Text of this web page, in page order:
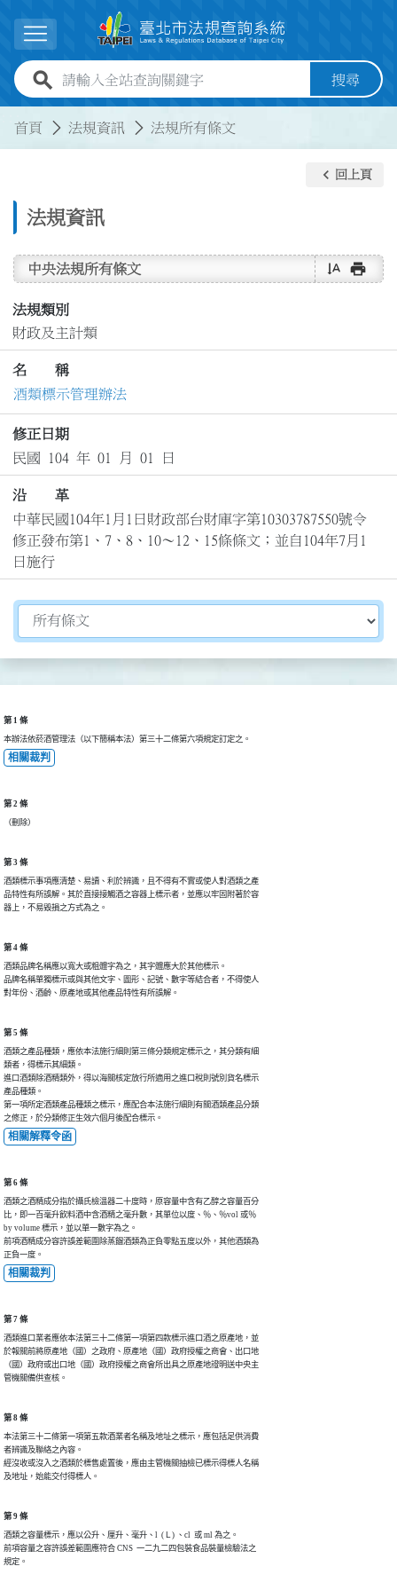
展開選單
全站查詢關鍵字欄位 搜尋
首頁 法規資訊 法規所有條文
法規資訊
keyboard_arrow_left 回上頁
中央法規所有條文 text_rotate_vertical print
法規類別
財政及主計類
名 稱
酒類標示管理辦法
修正日期
民國 104 年 01 月 01 日
沿 革
中華民國104年1月1日財政部台財庫字第10303787550號令
修正發布第1、7、8、10～12、15條條文；並自104年7月1
日施行
切換選擇法規資訊內容
第 1 條
本辦法依菸酒管理法（以下簡稱本法）第三十二條第六項規定訂定之。
相關裁判
第 2 條
（刪除）
第 3 條
酒類標示事項應清楚、易讀、利於辨識，且不得有不實或使人對酒類之產
品特性有所誤解。其於直接接觸酒之容器上標示者，並應以牢固附著於容
器上，不易毀損之方式為之。
第 4 條
酒類品牌名稱應以寬大或粗體字為之，其字體應大於其他標示。
品牌名稱單獨標示或與其他文字、圖形、記號、數字等結合者，不得使人
對年份、酒齡、原產地或其他產品特性有所誤解。
第 5 條
酒類之產品種類，應依本法施行細則第三條分類規定標示之，其分類有細
類者，得標示其細類。
進口酒類除酒精類外，得以海關核定放行所適用之進口稅則號別貨名標示
產品種類。
第一項所定酒類產品種類之標示，應配合本法施行細則有關酒類產品分類
之修正，於分類修正生效六個月後配合標示。
相關解釋令函
第 6 條
酒類之酒精成分指於攝氏檢溫器二十度時，原容量中含有乙醇之容量百分
比，即一百毫升飲料酒中含酒精之毫升數，其單位以度、％、％vol 或％
by volume 標示，並以單一數字為之。
前項酒精成分容許誤差範圍除蒸餾酒類為正負零點五度以外，其他酒類為
正負一度。
相關裁判
第 7 條
酒類進口業者應依本法第三十二條第一項第四款標示進口酒之原產地，並
於報關前將原產地（國）之政府、原產地（國）政府授權之商會、出口地
（國）政府或出口地（國）政府授權之商會所出具之原產地證明送中央主
管機關備供查核。
第 8 條
本法第三十二條第一項第五款酒業者名稱及地址之標示，應包括足供消費
者辨識及聯絡之內容。
經沒收或沒入之酒類於標售處置後，應由主管機關抽檢已標示得標人名稱
及地址，始能交付得標人。
第 9 條
酒類之容量標示，應以公升、厘升、毫升、l  (Ｌ) 、cl  或 ml 為之。
前項容量之容許誤差範圍應符合 CNS  一二九二四包裝食品裝量檢驗法之
規定。